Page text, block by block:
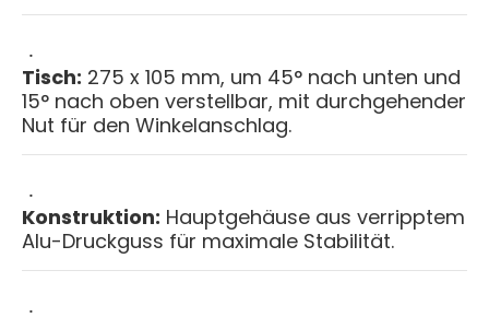
Tisch: 275 x 105 mm, um 45° nach unten und
15° nach oben verstellbar, mit durchgehender
Nut für den Winkelanschlag.
Konstruktion: Hauptgehäuse aus verripptem
Alu-Druckguss für maximale Stabilität.